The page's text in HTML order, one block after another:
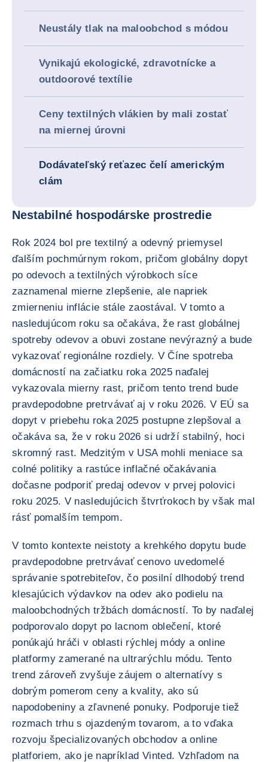
Neustály tlak na maloobchod s módou
Vynikajú ekologické, zdravotnícke a
outdoorové textílie
Ceny textilných vlákien by mali zostať
na miernej úrovni
Dodávateľský reťazec čelí americkým
clám
Nestabilné hospodárske prostredie
Rok 2024 bol pre textilný a odevný priemysel
ďalším pochmúrnym rokom, pričom globálny dopyt
po odevoch a textilných výrobkoch síce
zaznamenal mierne zlepšenie, ale napriek
zmierneniu inflácie stále zaostával. V tomto a
nasledujúcom roku sa očakáva, že rast globálnej
spotreby odevov a obuvi zostane nevýrazný a bude
vykazovať regionálne rozdiely. V Číne spotreba
domácností na začiatku roka 2025 naďalej
vykazovala mierny rast, pričom tento trend bude
pravdepodobne pretrvávať aj v roku 2026. V EÚ sa
dopyt v priebehu roka 2025 postupne zlepšoval a
očakáva sa, že v roku 2026 si udrží stabilný, hoci
skromný rast. Medzitým v USA mohli meniace sa
colné politiky a rastúce inflačné očakávania
dočasne podporiť predaj odevov v prvej polovici
roku 2025. V nasledujúcich štvrťrokoch by však mal
rásť pomalším tempom.
V tomto kontexte neistoty a krehkého dopytu bude
pravdepodobne pretrvávať cenovo uvedomelé
správanie spotrebiteľov, čo posilní dlhodobý trend
klesajúcich výdavkov na odev ako podielu na
maloobchodných tržbách domácností. To by naďalej
podporovalo dopyt po lacnom oblečení, ktoré
ponúkajú hráči v oblasti rýchlej módy a online
platformy zamerané na ultrarýchlu módu. Tento
trend zároveň zvyšuje záujem o alternatívy s
dobrým pomerom ceny a kvality, ako sú
napodobeniny a zľavnené ponuky. Podporuje tiež
rozmach trhu s ojazdeným tovarom, a to vďaka
rozvoju špecializovaných obchodov a online
platforiem, ako je napríklad Vinted. Vzhľadom na